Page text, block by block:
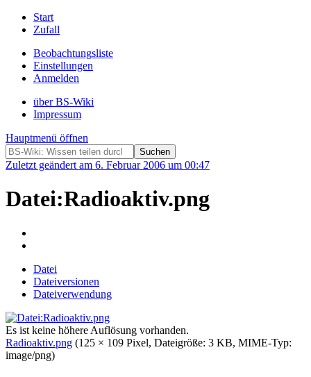
Start
Zufall
Beobachtungsliste
Einstellungen
Anmelden
über BS-Wiki
Impressum
Hauptmenü öffnen
Zuletzt geändert am 6. Februar 2006 um 00:47
Datei:Radioaktiv.png
Datei
Dateiversionen
Dateiverwendung
Es ist keine höhere Auflösung vorhanden.
Radioaktiv.png (125 × 109 Pixel, Dateigröße: 3 KB, MIME-Typ:
image/png)